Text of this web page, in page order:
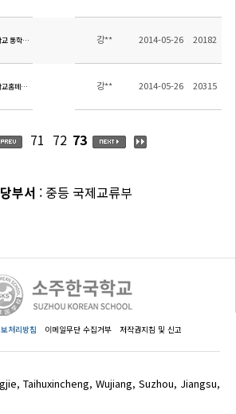
통학차량 운행시간 및 탑승위치 안내
강** 2014-05-26 20182
홈페이지 방문을 환영합니다. 강** 2014-05-26 20315
71 72 73
부서 : 중등 국제교류부
처리방침 이메일무단 수집거부 저작권지침 및 신고
Taihuxincheng, Wujiang, Suzhou, Jiangsu,